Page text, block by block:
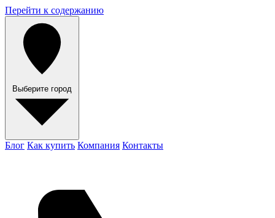
Перейти к содержанию
Выберите город
Блог Как купить Компания Контакты